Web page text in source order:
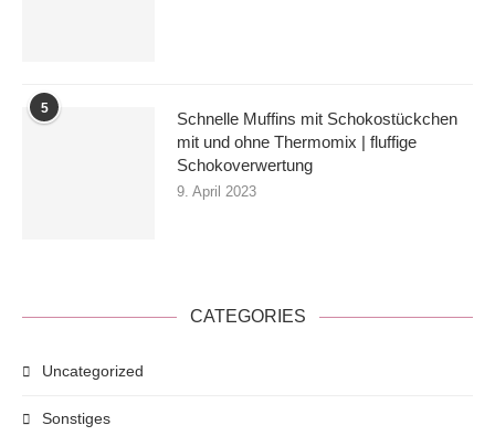
5
Schnelle Muffins mit Schokostückchen
mit und ohne Thermomix | fluffige
Schokoverwertung
9. April 2023
CATEGORIES
Uncategorized
Sonstiges